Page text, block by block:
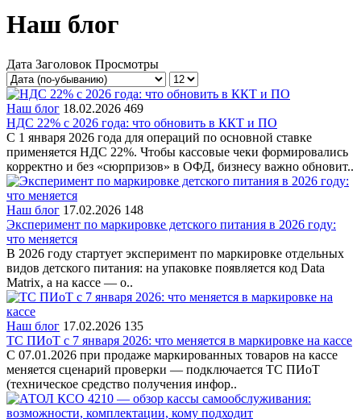
Наш блог
Дата Заголовок Просмотры
Наш блог 18.02.2026 469
НДС 22% с 2026 года: что обновить в ККТ и ПО
С 1 января 2026 года для операций по основной ставке
применяется НДС 22%. Чтобы кассовые чеки формировались
корректно и без «сюрпризов» в ОФД, бизнесу важно обновит..
Наш блог 17.02.2026 148
Эксперимент по маркировке детского питания в 2026 году:
что меняется
В 2026 году стартует эксперимент по маркировке отдельных
видов детского питания: на упаковке появляется код Data
Matrix, а на кассе — о..
Наш блог 17.02.2026 135
ТС ПИоТ с 7 января 2026: что меняется в маркировке на кассе
С 07.01.2026 при продаже маркированных товаров на кассе
меняется сценарий проверки — подключается ТС ПИоТ
(техническое средство получения инфор..